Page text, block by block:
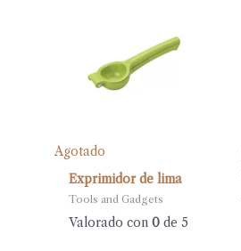
Agotado
Exprimidor de lima
Tools and Gadgets
Valorado con0 de 5